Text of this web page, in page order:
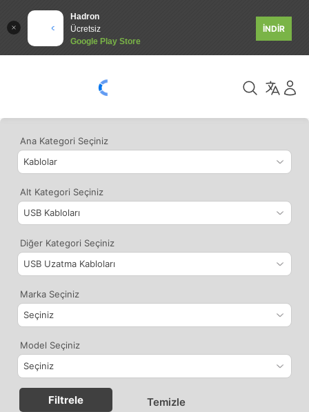
Hadron
Ücretsiz
Google Play Store
İNDİR
Ana Kategori Seçiniz
Alt Kategori Seçiniz
Diğer Kategori Seçiniz
Marka Seçiniz
Model Seçiniz
Filtrele Temizle